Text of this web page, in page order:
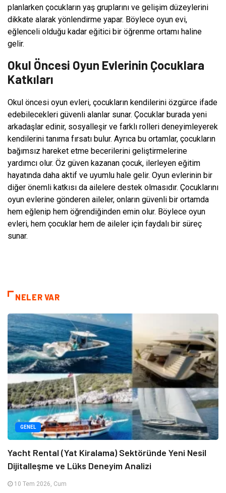
planlarken çocukların yaş gruplarını ve gelişim düzeylerini
dikkate alarak yönlendirme yapar. Böylece oyun evi,
eğlenceli olduğu kadar eğitici bir öğrenme ortamı haline
gelir.
Okul Öncesi Oyun Evlerinin Çocuklara
Katkıları
Okul öncesi oyun evleri, çocukların kendilerini özgürce ifade
edebilecekleri güvenli alanlar sunar. Çocuklar burada yeni
arkadaşlar edinir, sosyalleşir ve farklı rolleri deneyimleyerek
kendilerini tanıma fırsatı bulur. Ayrıca bu ortamlar, çocukların
bağımsız hareket etme becerilerini geliştirmelerine
yardımcı olur. Öz güven kazanan çocuk, ilerleyen eğitim
hayatında daha aktif ve uyumlu hale gelir. Oyun evlerinin bir
diğer önemli katkısı da ailelere destek olmasıdır. Çocuklarını
oyun evlerine gönderen aileler, onların güvenli bir ortamda
hem eğlenip hem öğrendiğinden emin olur. Böylece oyun
evleri, hem çocuklar hem de aileler için faydalı bir süreç
sunar.
NELER VAR
GENEL
Yacht Rental (Yat Kiralama) Sektöründe Yeni Nesil
Dijitalleşme ve Lüks Deneyim Analizi
10 Tem 2026, Cum